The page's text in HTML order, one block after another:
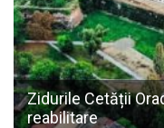
Zidurile Cetății
reabilitare